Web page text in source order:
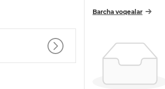
Barcha voqealar